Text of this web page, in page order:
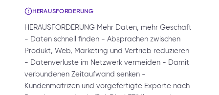
HERAUSFORDERUNG
HERAUSFORDERUNG Mehr Daten, mehr Geschäft
- Daten schnell finden - Absprachen zwischen
Produkt, Web, Marketing und Vertrieb reduzieren
- Datenverluste im Netzwerk vermeiden - Damit
verbundenen Zeitaufwand senken -
Kundenmatrizen und vorgefertigte Exporte nach